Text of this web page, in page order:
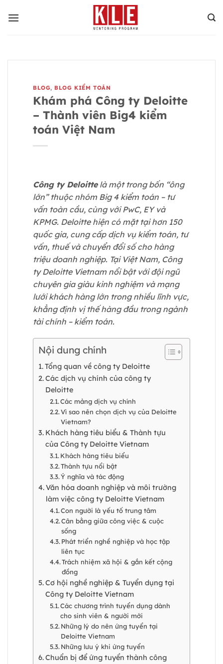
qua
BLOG, BLOG KIỂM TOÁN
Khám phá Công ty Deloitte
– Thành viên Big4 kiểm
toán Việt Nam
Công ty Deloittelà một trong bốn “ông
lớn” thuộc nhóm Big 4 kiểm toán – tư
vấn toàn cầu, cùng với PwC, EY và
KPMG. Deloitte hiện có mặt tại hơn 150
quốc gia, cung cấp dịch vụ kiểm toán, tư
vấn, thuế và chuyển đổi số cho hàng
triệu doanh nghiệp. Tại Việt Nam, Công
ty Deloitte Vietnam nổi bật với đội ngũ
chuyên gia giàu kinh nghiệm và mạng
lưới khách hàng lớn trong nhiều lĩnh vực,
khẳng định vị thế hàng đầu trong ngành
tài chính – kiểm toán.
Nội dung chính
Tổng quan về công ty Deloitte
Các dịch vụ chính của công ty
Deloitte
Các mảng dịch vụ chính
Vì sao nên chọn dịch vụ của Deloitte
Vietnam?
Khách hàng tiêu biểu & Thành tựu
của Công ty Deloitte Vietnam
Khách hàng tiêu biểu
Thành tựu nổi bật
Ý nghĩa và tác động
Văn hóa doanh nghiệp và môi trường
làm việc công ty Deloitte Vietnam
Con người là yếu tố trung tâm
Cân bằng giữa công việc & cuộc
sống
Phát triển nghề nghiệp và học tập
liên tục
Trách nhiệm xã hội & gắn kết cộng
đồng
Cơ hội nghề nghiệp & Tuyển dụng tại
Công ty Deloitte Vietnam
Các chương trình tuyển dụng dành
cho sinh viên & người mới
Những lý do nên ứng tuyển tại
Deloitte Vietnam
Những lưu ý khi ứng tuyển
Chuẩn bị để ứng tuyển thành công